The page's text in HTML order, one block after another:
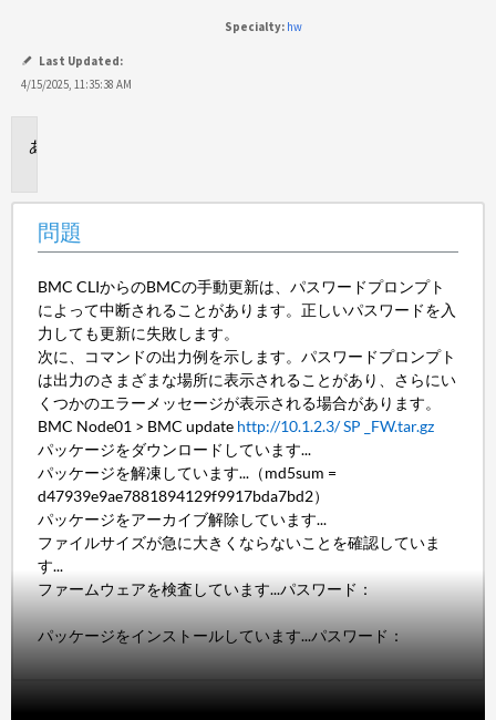
Specialty: hw
Last Updated:
4/15/2025, 11:35:38 AM
問題
BMC CLIからのBMCの手動更新は、パスワードプロンプト
によって中断されることがあります。正しいパスワードを入
力しても更新に失敗します。
次に、コマンドの出力例を示します。パスワードプロンプト
は出力のさまざまな場所に表示されることがあり、さらにい
くつかのエラーメッセージが表示される場合があります。
BMC Node01 > BMC update http://10.1.2.3/ SP _FW.tar.gz
パッケージをダウンロードしています...
パッケージを解凍しています...（md5sum =
d47939e9ae7881894129f9917bda7bd2）
パッケージをアーカイブ解除しています...
ファイルサイズが急に大きくならないことを確認していま
す...
ファームウェアを検査しています...パスワード：
パッケージをインストールしています...パスワード：